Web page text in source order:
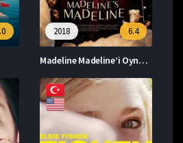
6.4
2018
Madeline Madeline’i Oynuyor izle